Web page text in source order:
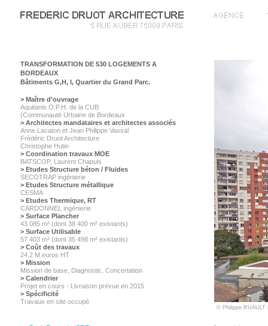
TRANSFORMATION DE 530 LOGEMENTS A
BORDEAUX
Bâtiments G,H, I, Quartier du Grand Parc.
> Maître d’ouvrage
Aquitanis O.P.H. de la CUB
(Communauté Urbaine de Bordeaux
> Architectes mandataires et architectes associés
Anne Lacaton et Jean Philippe Vassal
Frédéric Druot Architecture
Christophe Hutin
> Coordination travaux MOE
BATSCOP, Laurent Chapuis
> Etudes Structure béton / Fluides
SECOTRAP ingénierie
> Etudes Structure métallique
CESMA
> Etudes Thermique, RT
CARDONNEL ingénierie
> Surface Plancher
43 085 m² (dont 38 400 m² existants)
> Surface Utilisable
57 403 m² (dont 35 498 m² existants)
> Coût des travaux
24,2 M.euros HT
> Mission
Mission de base, Diagnostic, Concertation
> Calendrier
Projet en cours - Livraison prévue en 2015
> Spécificité
Travaux en site occupé
© Philippe RUAULT